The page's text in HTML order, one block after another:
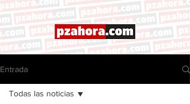
Entrada
Todas las noticias